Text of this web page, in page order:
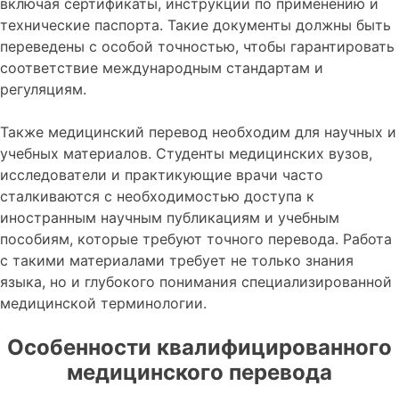
включая сертификаты, инструкции по применению и
технические паспорта. Такие документы должны быть
переведены с особой точностью, чтобы гарантировать
соответствие международным стандартам и
регуляциям.
Также медицинский перевод необходим для научных и
учебных материалов. Студенты медицинских вузов,
исследователи и практикующие врачи часто
сталкиваются с необходимостью доступа к
иностранным научным публикациям и учебным
пособиям, которые требуют точного перевода. Работа
с такими материалами требует не только знания
языка, но и глубокого понимания специализированной
медицинской терминологии.
Особенности квалифицированного
медицинского перевода